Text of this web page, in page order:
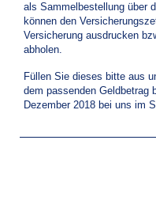
als Sammelbestellung über
können den
Versicherung ausdrucken
abholen.
Füllen Sie dieses bitte aus
dem passenden
Dezember 2018 bei uns im